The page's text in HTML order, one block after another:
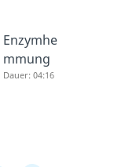
Enzymhe
mmung
Dauer: 04:16